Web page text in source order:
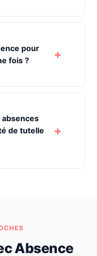
pour
fois ?
de tutelle
Absence